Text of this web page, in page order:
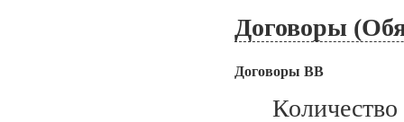
Договоры
Договоры ВВ
Количество